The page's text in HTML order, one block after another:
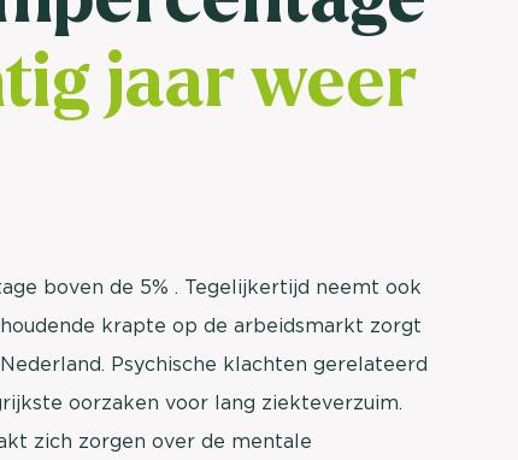
jaar weer
boven de 5% . Tegelijkertijd neemt ook
krapte op de arbeidsmarkt zorgt
Psychische klachten gerelateerd
oorzaken voor lang ziekteverzuim.
zich zorgen over de mentale